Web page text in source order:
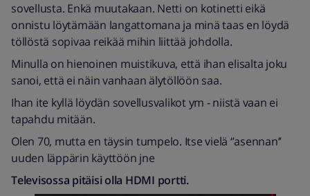
sovellusta. Enkä muutakaan. Netti on kotinetti eikä
onnistu löytämään langattomana ja minä taas en löydä
töllöstä sopivaa reikää mihin liittää johdolla.
Minulla on hienoinen muistikuva, että ihan elisalta joku
sanoi, että ei näin vanhaan älytöllöön saa.
Ihan ite kyllä löydän sovellusvalikot ym - niistä vaan ei
tapahdu mitään.
Olen 70, mutta en täysin tumpelo. Itse vielä ‘’asennan’’
uuden läppärin käyttöön jne
Televisossa pitäisi olla HDMI portti.